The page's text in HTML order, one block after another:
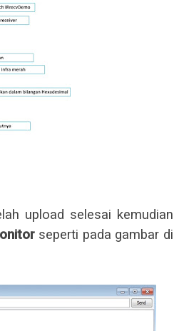
upload selesai kemudian
seperti pada gambar di